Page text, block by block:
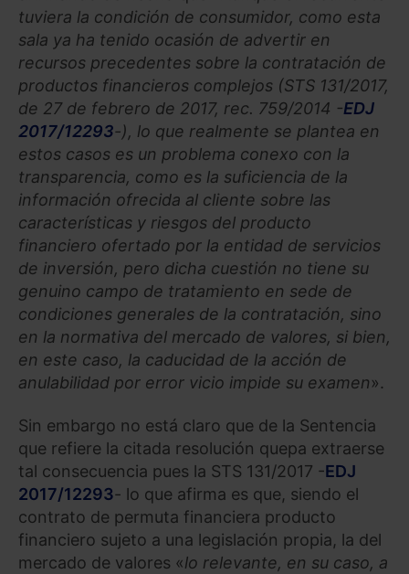
tuviera la condición de consumidor, como esta
sala ya ha tenido ocasión de advertir en
recursos precedentes sobre la contratación de
productos financieros complejos (STS 131/2017,
de 27 de febrero de 2017, rec. 759/2014 -EDJ
2017/12293-), lo que realmente se plantea en
estos casos es un problema conexo con la
transparencia, como es la suficiencia de la
información ofrecida al cliente sobre las
características y riesgos del producto
financiero ofertado por la entidad de servicios
de inversión, pero dicha cuestión no tiene su
genuino campo de tratamiento en sede de
condiciones generales de la contratación, sino
en la normativa del mercado de valores, si bien,
en este caso, la caducidad de la acción de
anulabilidad por error vicio impide su examen».
Sin embargo no está claro que de la Sentencia
que refiere la citada resolución quepa extraerse
tal consecuencia pues la STS 131/2017 -EDJ
2017/12293- lo que afirma es que, siendo el
contrato de permuta financiera producto
financiero sujeto a una legislación propia, la del
mercado de valores «lo relevante, en su caso, a